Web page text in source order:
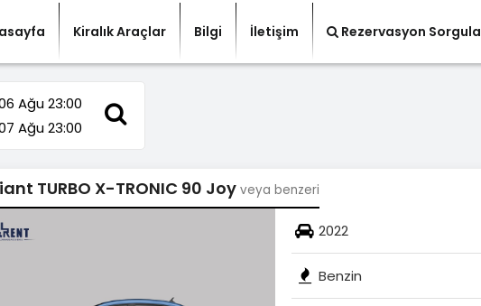
Kiralık Araçlar Bilgi İletişim Rezervasyon Sorgula
Ağu 23:00
Ağu 23:00
TURBO X-TRONIC 90 Joy veya benzeri
2022
Benzin